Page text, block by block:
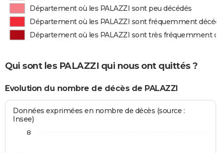
Département où les PALAZZI sont peu décédés
Département où les PALAZZI sont fréquemment
Département où les PALAZZI sont très fréquemment
Qui sont les PALAZZI qui nous ont quittés ?
Evolution du nombre de décès de PALAZZI
Données exprimées en nombre de décès (source :
Insee)
8